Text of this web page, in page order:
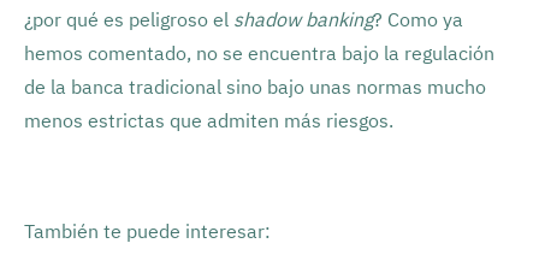
¿por qué es peligroso el shadow banking? Como ya
hemos comentado, no se encuentra bajo la regulación
de la banca tradicional sino bajo unas normas mucho
menos estrictas que admiten más riesgos.
También te puede interesar: